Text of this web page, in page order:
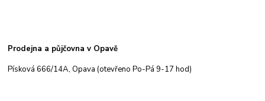
Prodejna a půjčovna v Opavě
Písková 666/14A, Opava (otevřeno Po-Pá 9-17 hod)